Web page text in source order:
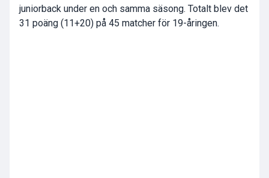
juniorback under en och samma säsong. Totalt blev det
31 poäng (11+20) på 45 matcher för 19-åringen.